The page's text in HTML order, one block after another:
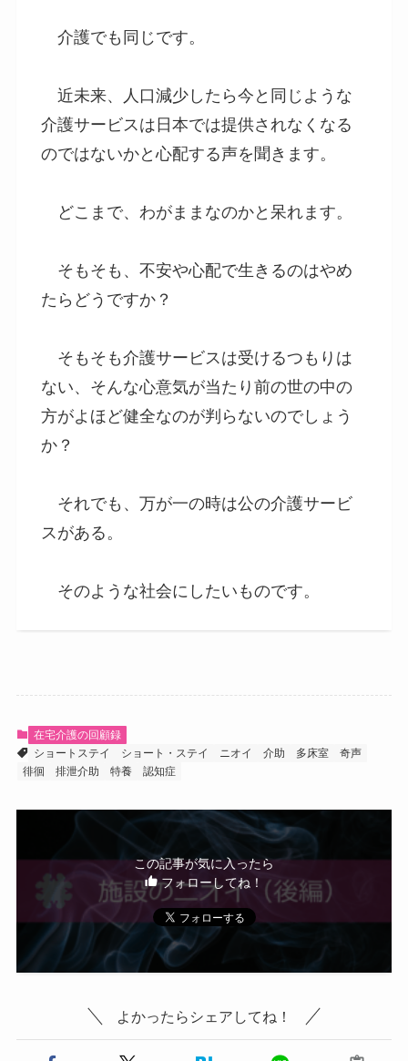
介護でも同じです。
近未来、人口減少したら今と同じような
介護サービスは日本では提供されなくなる
のではないかと心配する声を聞きます。
どこまで、わがままなのかと呆れます。
そもそも、不安や心配で生きるのはやめ
たらどうですか？
そもそも介護サービスは受けるつもりは
ない、そんな心意気が当たり前の世の中の
方がよほど健全なのが判らないのでしょう
か？
それでも、万が一の時は公の介護サービ
スがある。
そのような社会にしたいものです。
在宅介護の回顧録
ショートステイ
ショート・ステイ ニオイ 介助 多床室
奇声
徘徊
排泄介助 特養 認知症
この記事が気に入ったら
フォローしてね！
よかったらシェアしてね！